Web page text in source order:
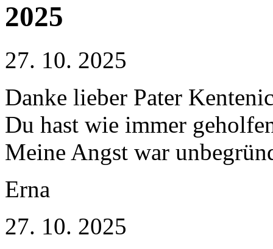
2025
27. 10. 2025
Danke lieber Pater
Du hast wie immer
Meine Angst war
Erna
27. 10. 2025